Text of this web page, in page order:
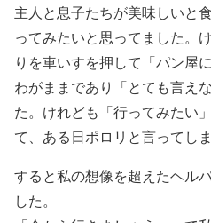
主人と息子たちが美味しいと
ってみたいと思ってました。
りを車いすを押して「パン屋
わがままであり「とても言え
た。けれども「行ってみたい
て、ある日ポロリと言ってしま
すると私の想像を超えたヘル
した。